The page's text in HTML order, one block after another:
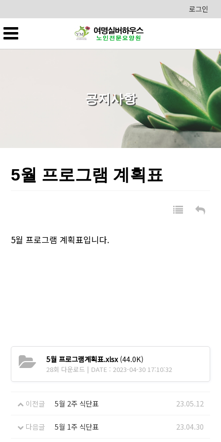
로그인
공지사항
5월 프로그램 계획표
5월 프로그램 계획표입니다.
5월 프로그램계획표.xlsx(44.0K)
28회 다운로드 | DATE : 2023-04-30 17:10:32
이전글 5월 2주 식단표 23.05.12
다음글 5월 1주 식단표 23.04.30